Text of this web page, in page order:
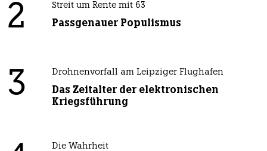
2 Streit um Rente mit 63
Passgenauer Populismus
3 Drohnenvorfall am Leipziger Flughafen
Das Zeitalter der elektronischen
Kriegsführung
Die Wahrheit